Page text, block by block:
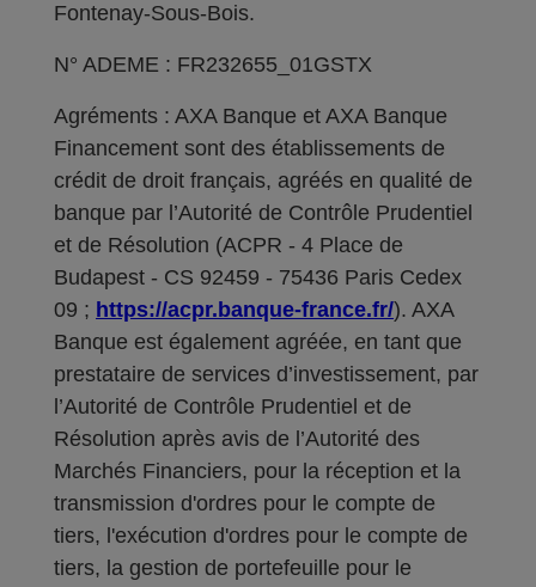
Fontenay-Sous-Bois.
N° ADEME : FR232655_01GSTX
Agréments : AXA Banque et AXA Banque
Financement sont des établissements de
crédit de droit français, agréés en qualité de
banque par l’Autorité de Contrôle Prudentiel
et de Résolution (ACPR - 4 Place de
Budapest - CS 92459 - 75436 Paris Cedex
09 ; https://acpr.banque-france.fr/). AXA
Banque est également agréée, en tant que
prestataire de services d’investissement, par
l’Autorité de Contrôle Prudentiel et de
Résolution après avis de l’Autorité des
Marchés Financiers, pour la réception et la
transmission d'ordres pour le compte de
tiers, l'exécution d'ordres pour le compte de
tiers, la gestion de portefeuille pour le